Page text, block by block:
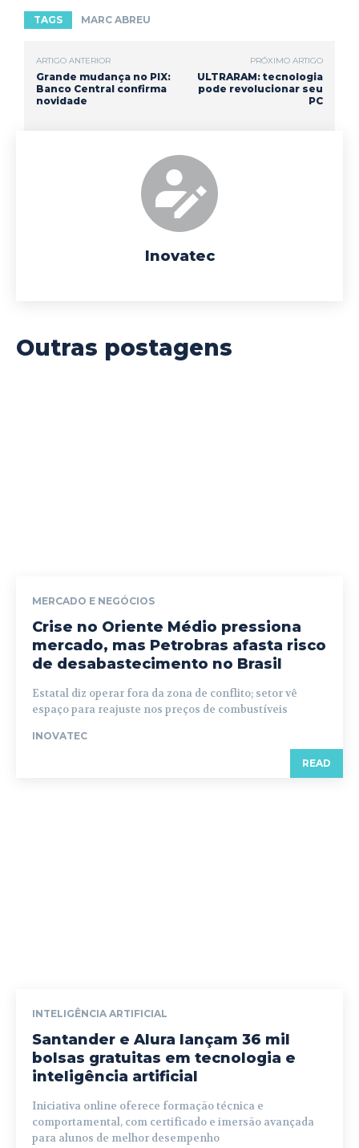
TAGS MARC ABREU
ARTIGO ANTERIOR
Grande mudança no PIX:
Banco Central confirma
novidade
PRÓXIMO ARTIGO
ULTRARAM: tecnologia
pode revolucionar seu
PC
Inovatec
Outras postagens
MERCADO E NEGÓCIOS
Crise no Oriente Médio pressiona
mercado, mas Petrobras afasta risco
de desabastecimento no Brasil
Estatal diz operar fora da zona de conflito; setor vê
espaço para reajuste nos preços de combustíveis
INOVATEC
READ
INTELIGÊNCIA ARTIFICIAL
Santander e Alura lançam 36 mil
bolsas gratuitas em tecnologia e
inteligência artificial
Iniciativa online oferece formação técnica e
comportamental, com certificado e imersão avançada
para alunos de melhor desempenho